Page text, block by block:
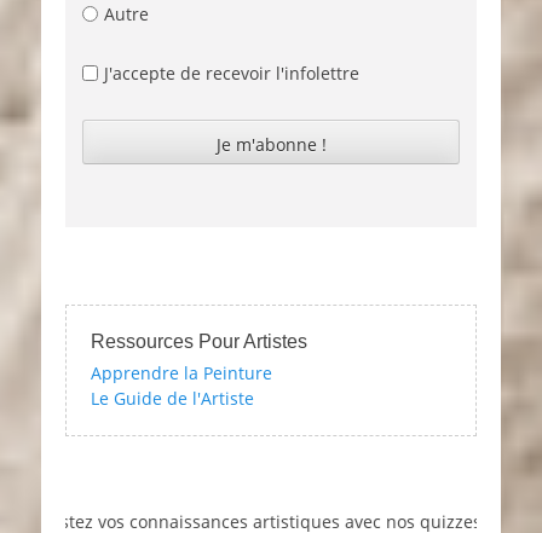
Autre
J'accepte de recevoir l'infolettre
Ressources Pour Artistes
Apprendre la Peinture
Le Guide de l'Artiste
vos connaissances artistiques avec nos quizzes sur